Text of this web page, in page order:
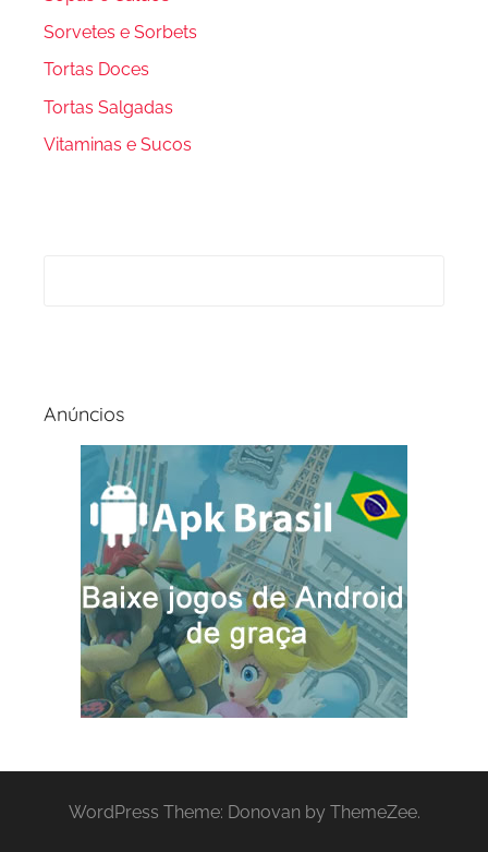
Sorvetes e Sorbets
Tortas Doces
Tortas Salgadas
Vitaminas e Sucos
Anúncios
WordPress Theme: Donovan by ThemeZee.